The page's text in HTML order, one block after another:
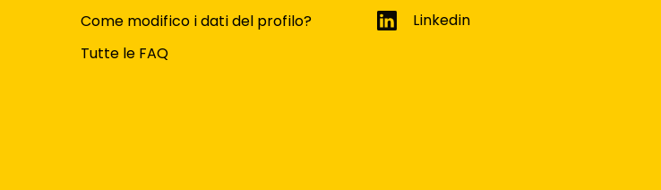
Come modifico i dati del profilo?
Tutte le FAQ